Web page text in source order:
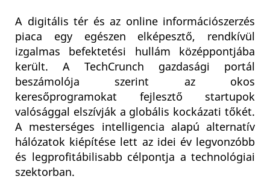
A digitális tér és az online információszerzés
piaca egy egészen elképesztő, rendkívül
izgalmas befektetési hullám középpontjába
került. A TechCrunch gazdasági portál
beszámolója szerint az okos
keresőprogramokat fejlesztő startupok
valósággal elszívják a globális kockázati tőkét.
A mesterséges intelligencia alapú alternatív
hálózatok kiépítése lett az idei év legvonzóbb
és legprofitábilisabb célpontja a technológiai
szektorban.